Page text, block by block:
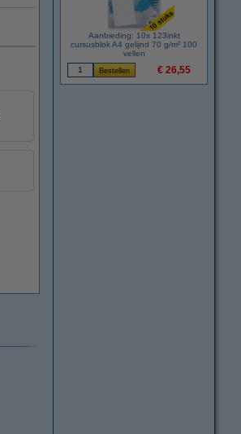
Aanbieding: 10x 123inkt
cursusblok A4 gelijnd 70 g/m² 100
vellen
€ 26,55